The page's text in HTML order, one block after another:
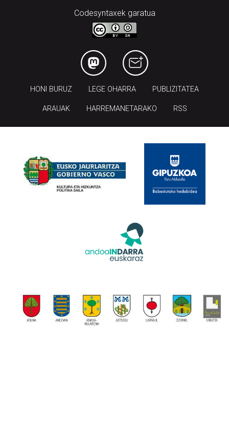
Codesyntaxek garatua
HONI BURUZ LEGE OHARRA PUBLIZITATEA
ARAUAK HARREMANETARAKO RSS